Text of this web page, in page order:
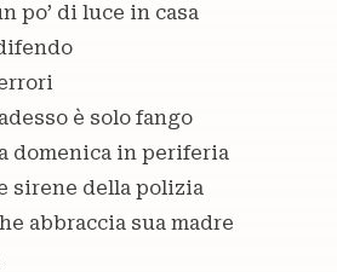
po’ di luce in casa
è solo fango
domenica in periferia
sirene della polizia
abbraccia sua madre